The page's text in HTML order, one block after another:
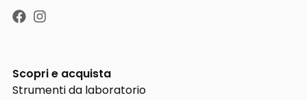
Scopri e acquista
Strumenti da laboratorio